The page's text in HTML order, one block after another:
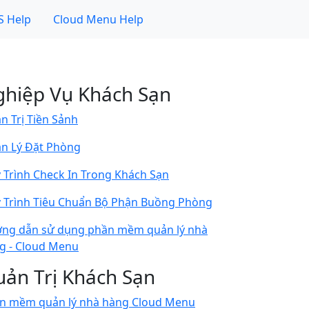
Help Cloud Menu Help
Vụ Khách Sạn
Trị Tiền Sảnh
Lý Đặt Phòng
Trình Check In Trong Khách Sạn
Trình Tiêu Chuẩn Bộ Phận Buồng Phòng
dẫn sử dụng phần mềm quản lý nhà
- Cloud Menu
Trị Khách Sạn
mềm quản lý nhà hàng Cloud Menu